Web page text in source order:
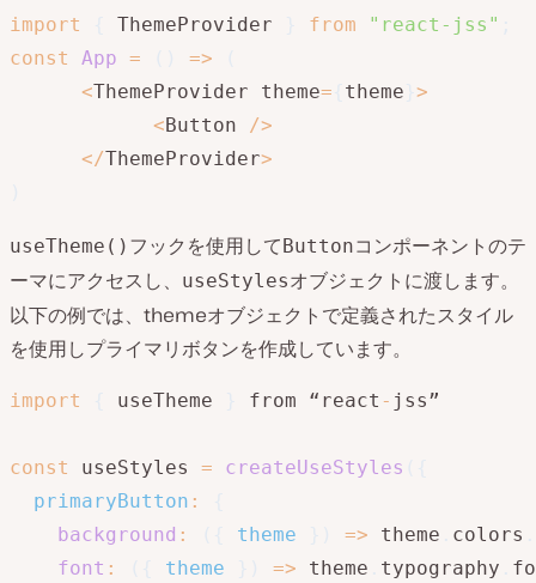
import ThemeProvider from "react-jss"
const
App = =>
<ThemeProvider theme= theme >
<Button />
</ThemeProvider>
useTheme() フックを使用してButtonコンポーネントのテ
ーマにアクセスし、
useStylesオブジェクトに渡します。
以下の例では、themeオブジェクトで定義されたスタイル
を使用しプライマリボタンを作成しています。
import useTheme from “react - jss”
const useStyles = createUseStyles
primaryButton :
background : theme => theme colors
font : theme => theme typography